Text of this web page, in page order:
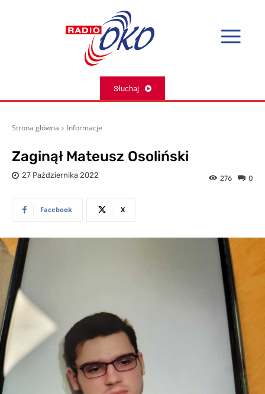
Słuchaj
Strona główna Informacje
Zaginął Mateusz Osoliński
27 Października 2022 0
276
Facebook X